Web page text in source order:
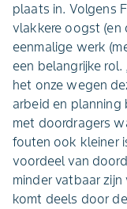
plaats in. Volgens
vlakkere oogst (en
eenmalige werk
een belangrijke
het onze wegen
arbeid en planning
met doordragers
fouten ook kleiner
voordeel van
minder vatbaar
komt deels door